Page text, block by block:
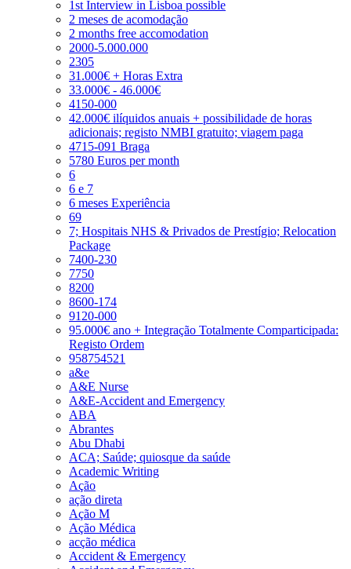
1st Interview in Lisboa possible
2 meses de acomodação
2 months free accomodation
2000-5.000.000
2305
31.000€ + Horas Extra
33.000€ - 46.000€
4150-000
42.000€ ilíquidos anuais + possibilidade de horas
adicionais; registo NMBI gratuito; viagem paga
4715-091 Braga
5780 Euros per month
6
6 e 7
6 meses Experiência
69
7; Hospitais NHS & Privados de Prestígio; Relocation
Package
7400-230
7750
8200
8600-174
9120-000
95.000€ ano + Integração Totalmente Comparticipada:
Registo Ordem
958754521
a&e
A&E Nurse
A&E-Accident and Emergency
ABA
Abrantes
Abu Dhabi
ACA; Saúde; quiosque da saúde
Academic Writing
Ação
ação direta
Ação M
Ação Médica
acção médica
Accident & Emergency